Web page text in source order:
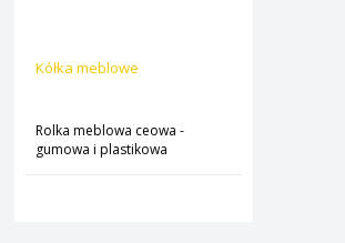
Kółka meblowe
Rolka meblowa ceowa -
gumowa i plastikowa